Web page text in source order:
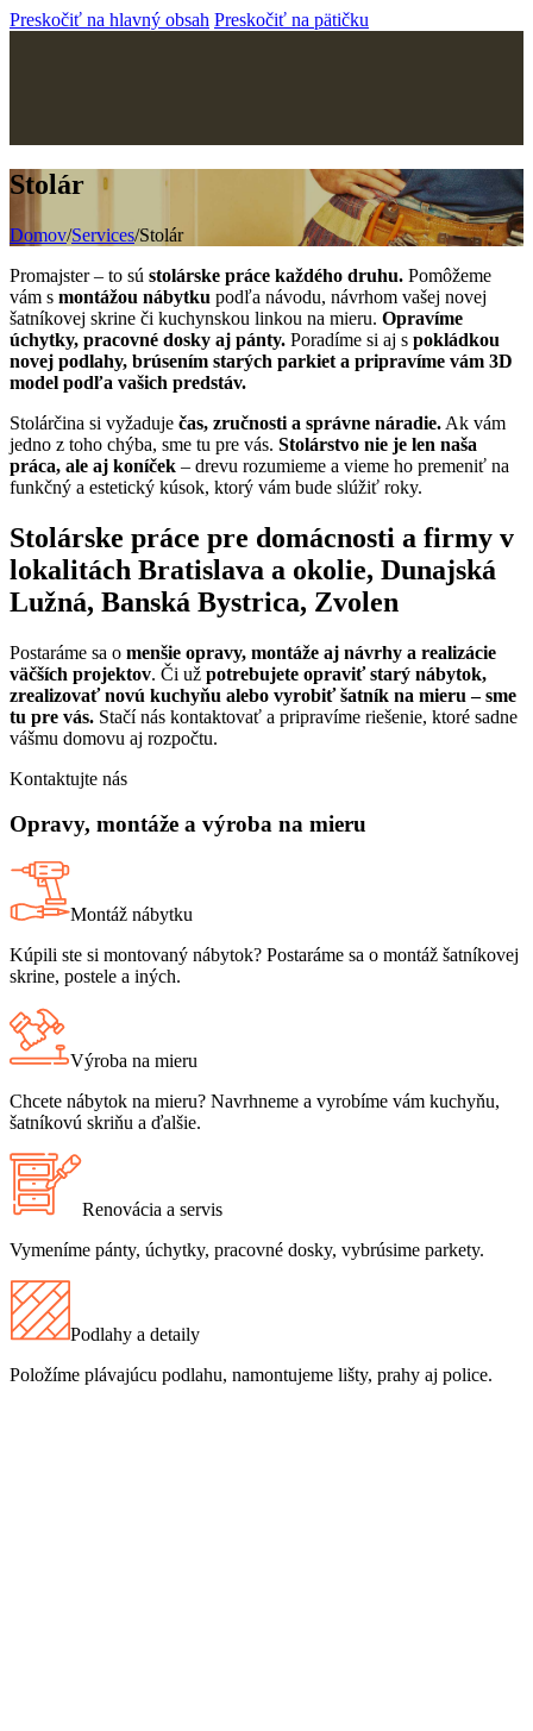
Preskočiť na hlavný obsah Preskočiť na pätičku
Stolár
Domov/Services/Stolár
Promajster – to sú stolárske práce každého druhu. Pomôžeme
vám s montážou nábytku podľa návodu, návrhom vašej novej
šatníkovej skrine či kuchynskou linkou na mieru. Opravíme
úchytky, pracovné dosky aj pánty. Poradíme si aj s pokládkou
novej podlahy, brúsením starých parkiet a pripravíme vám 3D
model podľa vašich predstáv.
Stolárčina si vyžaduje čas, zručnosti a správne náradie. Ak vám
jedno z toho chýba, sme tu pre vás. Stolárstvo nie je len naša
práca, ale aj koníček – drevu rozumieme a vieme ho premeniť na
funkčný a estetický kúsok, ktorý vám bude slúžiť roky.
Stolárske práce pre domácnosti a firmy v
lokalitách Bratislava a okolie, Dunajská
Lužná, Banská Bystrica, Zvolen
Postaráme sa o menšie opravy, montáže aj návrhy a realizácie
väčších projektov. Či už potrebujete opraviť starý nábytok,
zrealizovať novú kuchyňu alebo vyrobiť šatník na mieru – sme
tu pre vás. Stačí nás kontaktovať a pripravíme riešenie, ktoré sadne
vášmu domovu aj rozpočtu.
Kontaktujte nás
Opravy, montáže a výroba na mieru
Montáž nábytku
Kúpili ste si montovaný nábytok? Postaráme sa o montáž šatníkovej
skrine, postele a iných.
Výroba na mieru
Chcete nábytok na mieru? Navrhneme a vyrobíme vám kuchyňu,
šatníkovú skriňu a ďalšie.
Renovácia a servis
Vymeníme pánty, úchytky, pracovné dosky, vybrúsime parkety.
Podlahy a detaily
Položíme plávajúcu podlahu, namontujeme lišty, prahy aj police.